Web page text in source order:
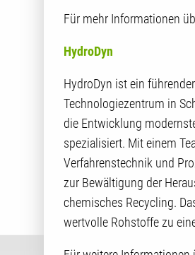
Für mehr Informationen
HydroDyn
HydroDyn ist ein
Technologiezentrum in
die Entwicklung
spezialisiert. Mit einem
Verfahrenstechnik und
zur Bewältigung der
chemisches Recycling.
wertvolle Rohstoffe zu